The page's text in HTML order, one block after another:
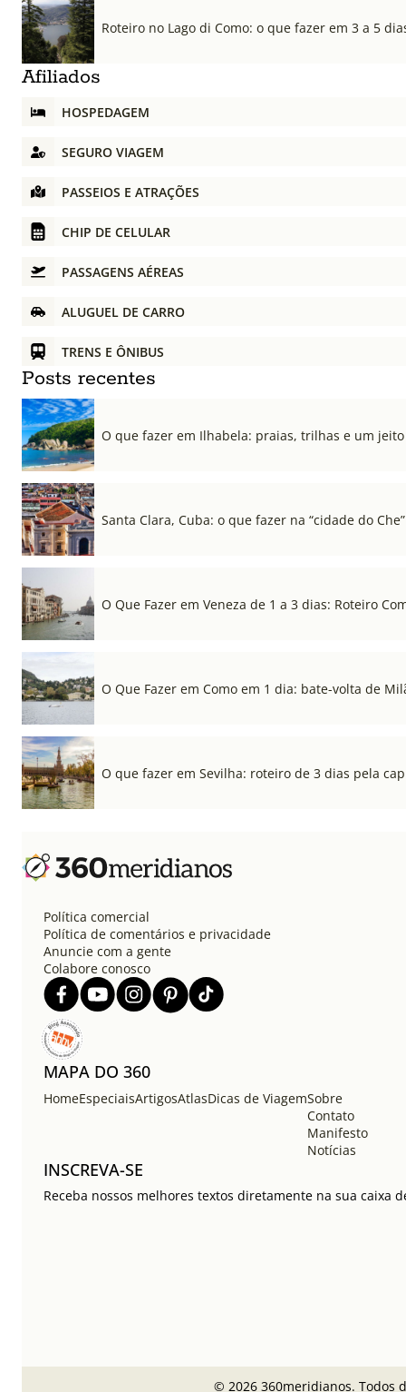
Roteiro no Lago di Como: o que fazer em 3 a 5
Afiliados
HOSPEDAGEM
SEGURO VIAGEM
PASSEIOS E ATRAÇÕES
CHIP DE CELULAR
PASSAGENS AÉREAS
ALUGUEL DE CARRO
TRENS E ÔNIBUS
Posts recentes
O que fazer em Ilhabela: praias, trilhas e um
Santa Clara, Cuba: o que fazer na “cidade do Che”
O Que Fazer em Veneza de 1 a 3 dias: Roteiro
O Que Fazer em Como em 1 dia: bate-volta de
O que fazer em Sevilha: roteiro de 3 dias pela
Política comercial
Política de comentários e privacidade
Anuncie com a gente
Colabore conosco
MAPA DO 360
HomeEspeciaisArtigosAtlasDicas de ViagemSobre
Contato
Manifesto
Notícias
INSCREVA-SE
Receba nossos melhores textos diretamente na sua caixa
© 2026 360meridianos. Todos